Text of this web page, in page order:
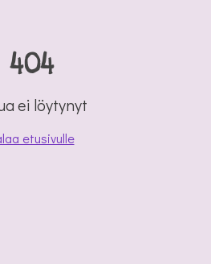
404
ei löytynyt
etusivulle